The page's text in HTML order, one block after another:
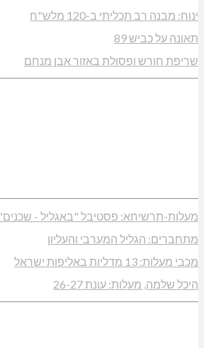
ינוח: מבנה רב תכליתי ב-120 מלש"ח
תאונה על כביש 89
שריפת חורש ופסולת באזור אבן מנחם
מעלות-תרשיחא: פסטיבל "באגליל -
מתחברים: הגליל המערבי והעליון
מכבי מעלות: 13 מדליות באליפות ישראל
היכל שלמה, מעלות: עונת 26-27